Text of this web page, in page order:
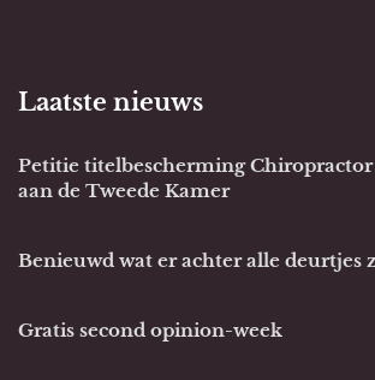
Laatste nieuws
Petitie titelbescherming Chiropractor
aan de Tweede Kamer
Benieuwd wat er achter alle deurtjes
Gratis second opinion-week